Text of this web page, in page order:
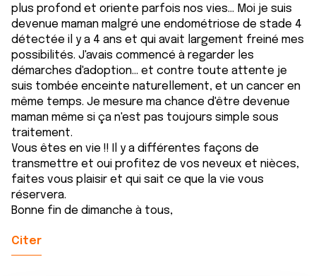
plus profond et oriente parfois nos vies... Moi je suis
devenue maman malgré une endométriose de stade 4
détectée il y a 4 ans et qui avait largement freiné mes
possibilités. J'avais commencé à regarder les
démarches d'adoption... et contre toute attente je
suis tombée enceinte naturellement, et un cancer en
même temps. Je mesure ma chance d'être devenue
maman même si ça n'est pas toujours simple sous
traitement.
Vous êtes en vie !! Il y a différentes façons de
transmettre et oui profitez de vos neveux et nièces,
faites vous plaisir et qui sait ce que la vie vous
réservera.
Bonne fin de dimanche à tous,
Citer